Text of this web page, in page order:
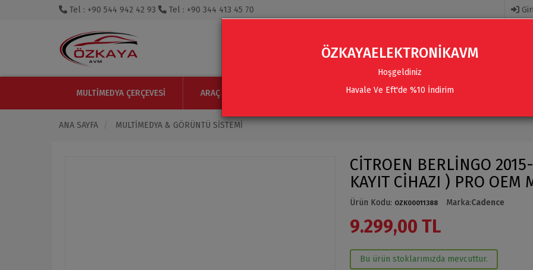
Tel : +90 544 942 42 93 Tel : +90 344 413 45 70
MULTIMEDYA ÇERÇEVESI ARAÇ IÇI MONITOR AKSESUARLAR SES SISTEMLERI & AKSESUARLAR
ANA SAYFA MULTIMEDYA & GÖRÜNTÜ SISTEMI
CİTROEN BERLİNGO
KAYIT CİHAZI ) PRO OEM
Ürün Kodu: OZK00011388 Marka:Cadence
9.299,00 TL
Bu ürün stoklarımızda mevcuttur.
ÖZKAYAELEKTRONİKAVM
Hoşgeldiniz
Havale Ve Eft'de %10 İndirim